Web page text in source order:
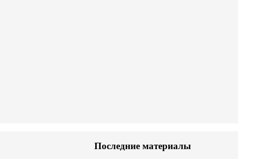
Последние материалы